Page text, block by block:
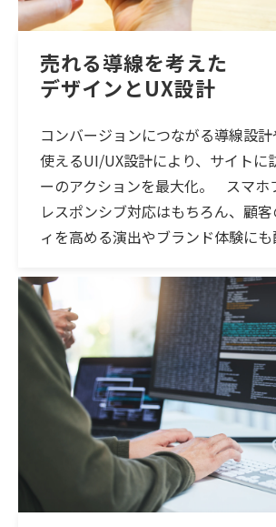
売れる導線を考えた
デザインとUX設計
コンバージョンにつながる導線設
使えるUI/UX設計により、サイトに
ーのアクションを最大化。 スマホ
レスポンシブ対応はもちろん、顧
ィを高める演出やブランド体験にも